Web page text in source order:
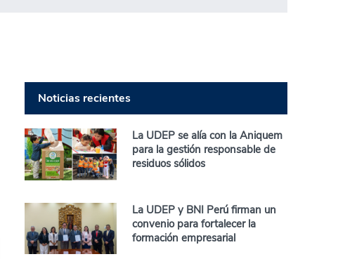
Noticias recientes
La UDEP se alía con la Aniquem
para la gestión responsable de
residuos sólidos
La UDEP y BNI Perú firman un
convenio para fortalecer la
formación empresarial